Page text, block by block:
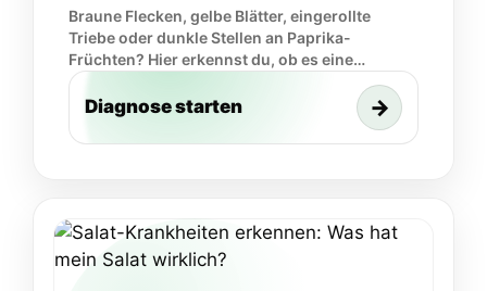
Braune Flecken, gelbe Blätter, eingerollte
Triebe oder dunkle Stellen an Paprika-
Früchten? Hier erkennst du, ob es eine
Krankheit, ein Pflegefehler, Wasserstress oder
ein Schädlingsproblem…
Diagnose starten →